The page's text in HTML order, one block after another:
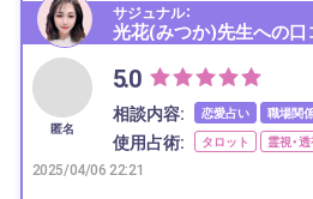
サジュナル：
光花(みつか)先生への口
匿名
5.0
相談内容: 恋愛占い 職場関
使用占術: タロット 霊視・
2025/04/06 22:21